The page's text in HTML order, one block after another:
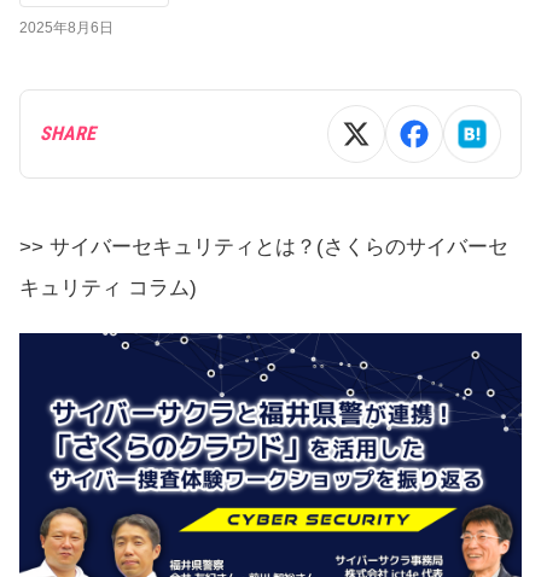
2025年8月6日
SHARE
>> サイバーセキュリティとは？(さくらのサイバーセ
キュリティ コラム)